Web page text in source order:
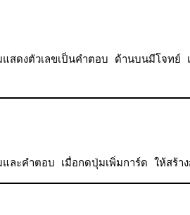
สดงตัวเลขเป็นคำตอบ ด้านบนมีโจ
คำตอบ เมื่อกดปุ่มเพิ่มการ์ด ให้สร้า